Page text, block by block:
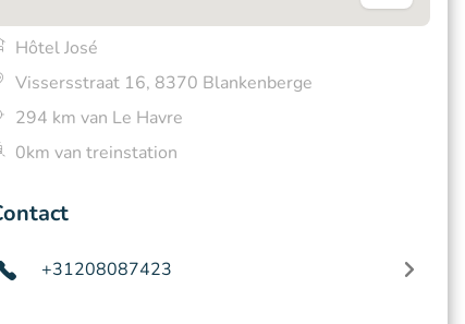
Hôtel José
Vissersstraat 16, 8370 Blankenberge
294 km van Le Havre
0km van treinstation
+31208087423